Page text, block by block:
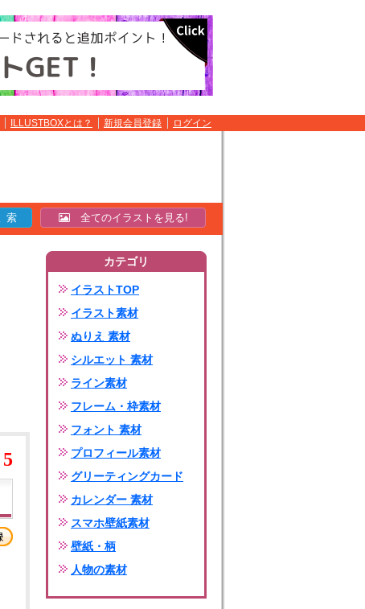
ILLUSTBOXとは？ 新規会員登録 ログイン
全てのイラストを見る!
5
カテゴリ
イラストTOP
イラスト素材
ぬりえ 素材
シルエット 素材
ライン素材
フレーム・枠素材
フォント 素材
プロフィール素材
グリーティングカード
カレンダー 素材
スマホ壁紙素材
壁紙・柄
人物の素材